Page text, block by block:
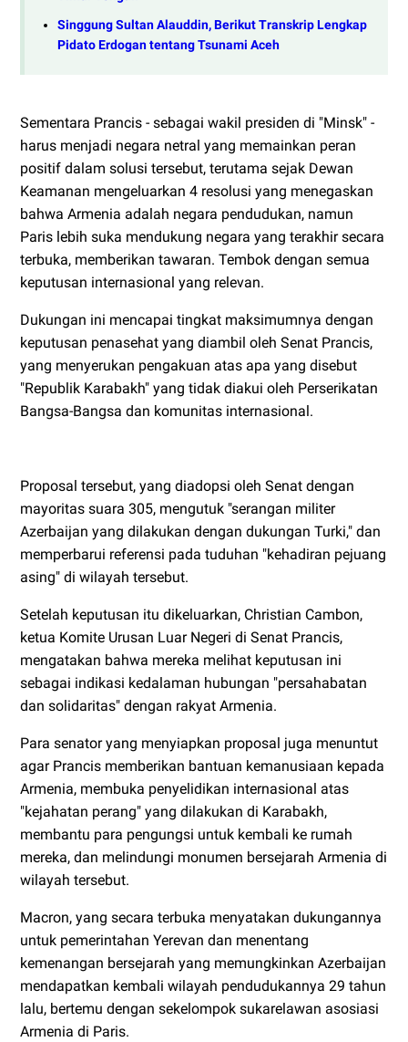
Singgung Sultan Alauddin, Berikut Transkrip Lengkap
Pidato Erdogan tentang Tsunami Aceh
Sementara Prancis - sebagai wakil presiden di "Minsk" -
harus menjadi negara netral yang memainkan peran
positif dalam solusi tersebut, terutama sejak Dewan
Keamanan mengeluarkan 4 resolusi yang menegaskan
bahwa Armenia adalah negara pendudukan, namun
Paris lebih suka mendukung negara yang terakhir secara
terbuka, memberikan tawaran. Tembok dengan semua
keputusan internasional yang relevan.
Dukungan ini mencapai tingkat maksimumnya dengan
keputusan penasehat yang diambil oleh Senat Prancis,
yang menyerukan pengakuan atas apa yang disebut
"Republik Karabakh" yang tidak diakui oleh Perserikatan
Bangsa-Bangsa dan komunitas internasional.
Proposal tersebut, yang diadopsi oleh Senat dengan
mayoritas suara 305, mengutuk "serangan militer
Azerbaijan yang dilakukan dengan dukungan Turki," dan
memperbarui referensi pada tuduhan "kehadiran pejuang
asing" di wilayah tersebut.
Setelah keputusan itu dikeluarkan, Christian Cambon,
ketua Komite Urusan Luar Negeri di Senat Prancis,
mengatakan bahwa mereka melihat keputusan ini
sebagai indikasi kedalaman hubungan "persahabatan
dan solidaritas" dengan rakyat Armenia.
Para senator yang menyiapkan proposal juga menuntut
agar Prancis memberikan bantuan kemanusiaan kepada
Armenia, membuka penyelidikan internasional atas
"kejahatan perang" yang dilakukan di Karabakh,
membantu para pengungsi untuk kembali ke rumah
mereka, dan melindungi monumen bersejarah Armenia di
wilayah tersebut.
Macron, yang secara terbuka menyatakan dukungannya
untuk pemerintahan Yerevan dan menentang
kemenangan bersejarah yang memungkinkan Azerbaijan
mendapatkan kembali wilayah pendudukannya 29 tahun
lalu, bertemu dengan sekelompok sukarelawan asosiasi
Armenia di Paris.